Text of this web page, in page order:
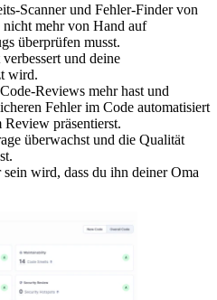
Scanner und Fehler-Finder von
mehr von Hand auf
überprüfen musst.
und deine
wird.
Reviews mehr hast und
Fehler im Code automatisiert
präsentierst.
überwachst und die Qualität
wird, dass du ihn deiner Oma